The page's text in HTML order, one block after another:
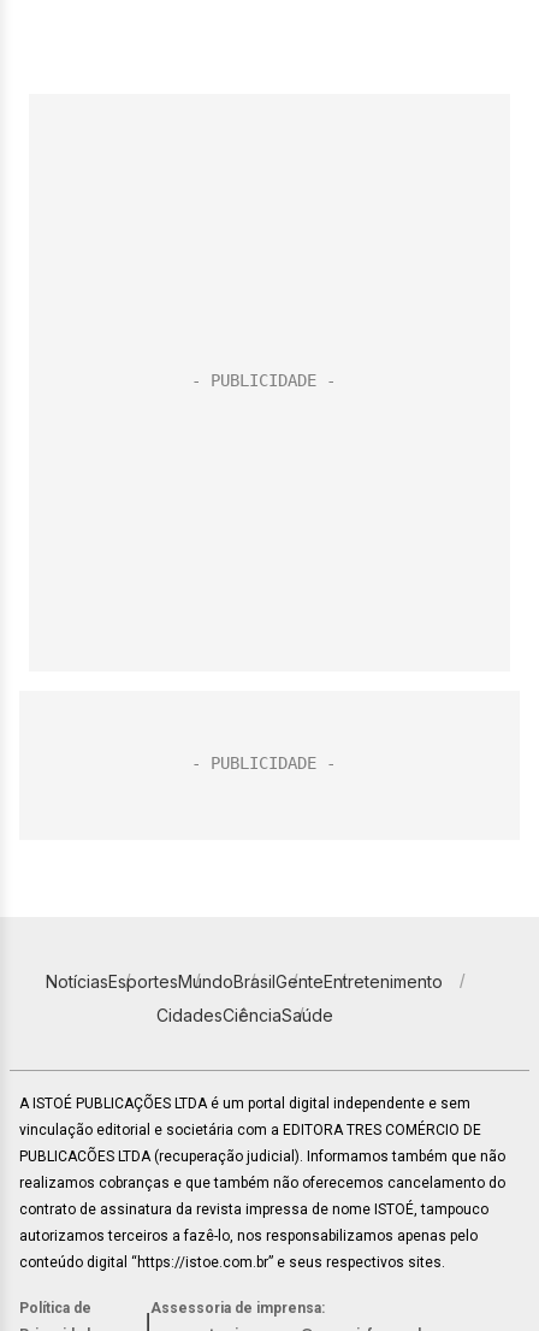
NotíciasEsportesMundoBrasilGenteEntretenimento
CidadesCiênciaSaúde
A ISTOÉ PUBLICAÇÕES LTDA é um portal digital independente e sem
vinculação editorial e societária com a EDITORA TRES COMÉRCIO DE
PUBLICACÕES LTDA (recuperação judicial). Informamos também que não
realizamos cobranças e que também não oferecemos cancelamento do
contrato de assinatura da revista impressa de nome ISTOÉ, tampouco
autorizamos terceiros a fazê-lo, nos responsabilizamos apenas pelo
conteúdo digital “https://istoe.com.br” e seus respectivos sites.
Política de
Assessoria de imprensa: